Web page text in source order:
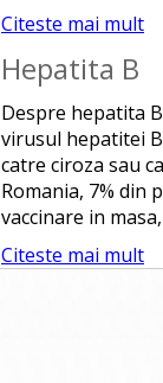
Citeste mai mult
Hepatita B
Despre hepatita
virusul hepatitei
catre ciroza sau
Romania, 7% din
vaccinare in
Citeste mai mult